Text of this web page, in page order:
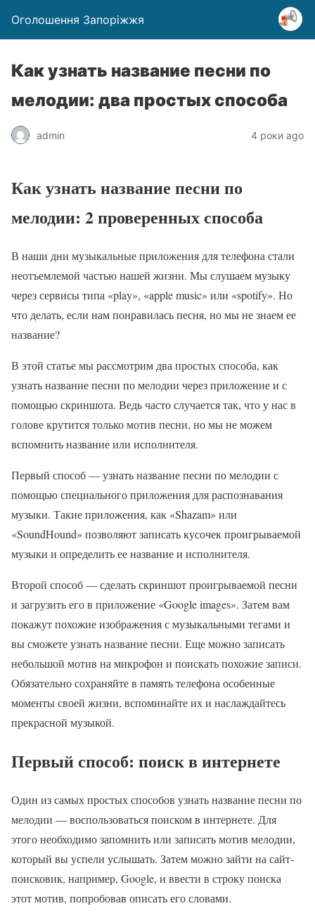
Оголошення Запоріжжя
Как узнать название песни по
мелодии: два простых способа
admin 4 роки ago
Как узнать название песни по
мелодии: 2 проверенных способа
В наши дни музыкальные приложения для телефона стали
неотъемлемой частью нашей жизни. Мы слушаем музыку
через сервисы типа «play», «apple music» или «spotify». Но
что делать, если нам понравилась песня, но мы не знаем ее
название?
В этой статье мы рассмотрим два простых способа, как
узнать название песни по мелодии через приложение и с
помощью скриншота. Ведь часто случается так, что у нас в
голове крутится только мотив песни, но мы не можем
вспомнить название или исполнителя.
Первый способ — узнать название песни по мелодии с
помощью специального приложения для распознавания
музыки. Такие приложения, как «Shazam» или
«SoundHound» позволяют записать кусочек проигрываемой
музыки и определить ее название и исполнителя.
Второй способ — сделать скриншот проигрываемой песни
и загрузить его в приложение «Google images». Затем вам
покажут похожие изображения с музыкальными тегами и
вы сможете узнать название песни. Еще можно записать
небольшой мотив на микрофон и поискать похожие записи.
Обязательно сохраняйте в память телефона особенные
моменты своей жизни, вспоминайте их и наслаждайтесь
прекрасной музыкой.
Первый способ: поиск в интернете
Один из самых простых способов узнать название песни по
мелодии — воспользоваться поиском в интернете. Для
этого необходимо запомнить или записать мотив мелодии,
который вы успели услышать. Затем можно зайти на сайт-
поисковик, например, Google, и ввести в строку поиска
этот мотив, попробовав описать его словами.